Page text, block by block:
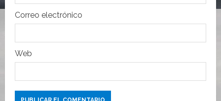
d
a
s
Correo electrónico
Web